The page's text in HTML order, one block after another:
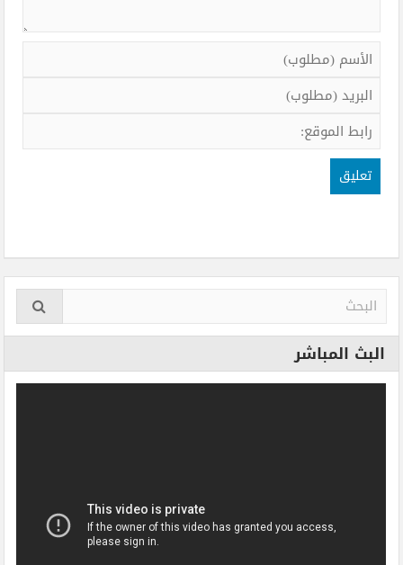
البث المباشر